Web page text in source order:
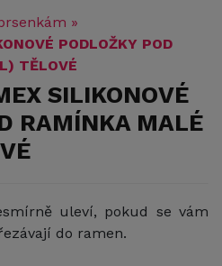
»
PODLOŽKY POD
TĚLOVÉ
SILIKONOVÉ
RAMÍNKA MALÉ
uleví, pokud se vám
do ramen.